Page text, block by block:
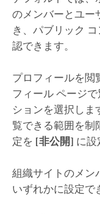
のメンバーとユー
き、パブリック
認できます。
プロフィールを閲
フィール ページ
ションを選択しま
覧できる範囲を制
定を [非公開] に設
組織サイトのメン
いずれかに設定で